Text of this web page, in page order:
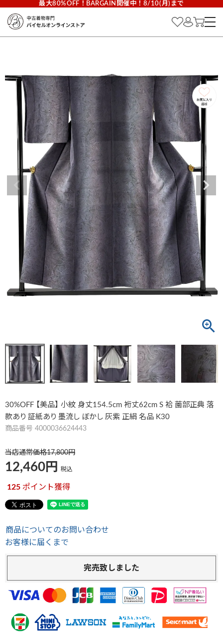
最大80%OFF！BARGAIN開催中！8/10(月)まで
30%OFF 【美品】 小紋 身丈154.5cm 裄丈62cm S 袷 薗部正典 落
款あり 証紙あり 墨流し ぼかし 灰紫 正絹 名品 K30
商品番号 4000036624443
当店通常価格17,800
12,460 税込
125 ポイント獲得
商品についてのお問い合わせ
お客様に届くまで
完売致しました